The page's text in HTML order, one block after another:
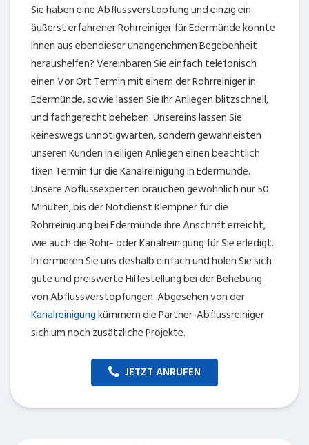
Sie haben eine Abflussverstopfung und einzig ein
äußerst erfahrener Rohrreiniger für Edermünde könnte
Ihnen aus ebendieser unangenehmen Begebenheit
heraushelfen? Vereinbaren Sie einfach telefonisch
einen Vor Ort Termin mit einem der Rohrreiniger in
Edermünde, sowie lassen Sie Ihr Anliegen blitzschnell,
und fachgerecht beheben. Unsereins lassen Sie
keineswegs unnötigwarten, sondern gewährleisten
unseren Kunden in eiligen Anliegen einen beachtlich
fixen Termin für die Kanalreinigung in Edermünde.
Unsere Abflussexperten brauchen gewöhnlich nur 50
Minuten, bis der Notdienst Klempner für die
Rohrreinigung bei Edermünde ihre Anschrift erreicht,
wie auch die Rohr- oder Kanalreinigung für Sie erledigt.
Informieren Sie uns deshalb einfach und holen Sie sich
gute und preiswerte Hilfestellung bei der Behebung
von Abflussverstopfungen. Abgesehen von der
Kanalreinigungkümmern die Partner-Abflussreiniger
sich um noch zusätzliche Projekte.
JETZT ANRUFEN